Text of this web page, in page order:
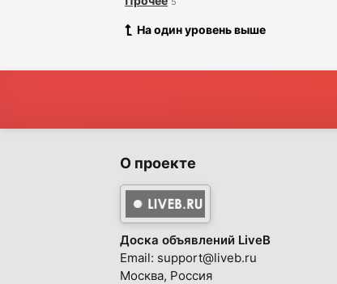
На один уровень выше
О проекте
Доска объявлений LiveB
Email: support@liveb.ru
Москва, Россия